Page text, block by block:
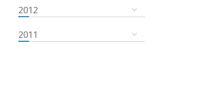
2012
2011